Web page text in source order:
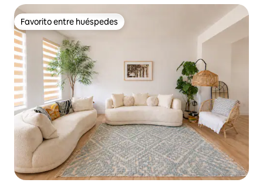
Favorito entre huéspedes
Favorito entre huéspedes